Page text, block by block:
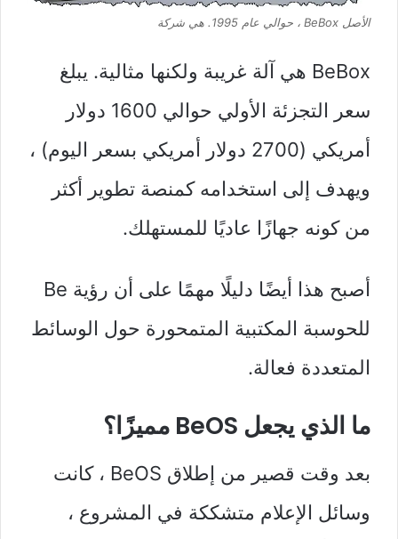
الأصل BeBox ، حوالي عام 1995. هي شركة
BeBox هي آلة غريبة ولكنها مثالية. يبلغ
سعر التجزئة الأولي حوالي 1600 دولار
أمريكي (2700 دولار أمريكي بسعر اليوم) ،
ويهدف إلى استخدامه كمنصة تطوير أكثر
من كونه جهازًا عاديًا للمستهلك.
أصبح هذا أيضًا دليلًا مهمًا على أن رؤية Be
للحوسبة المكتبية المتمحورة حول الوسائط
المتعددة فعالة.
ما الذي يجعل BeOS مميزًا؟
بعد وقت قصير من إطلاق BeOS ، كانت
وسائل الإعلام متشككة في المشروع ،